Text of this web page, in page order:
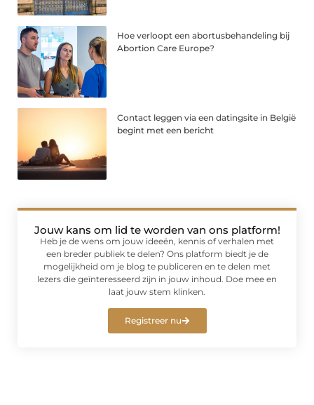
Hoe verloopt een abortusbehandeling bij
Abortion Care Europe?
Contact leggen via een datingsite in België
begint met een bericht
Jouw kans om lid te worden van ons platform!
Heb je de wens om jouw ideeën, kennis of verhalen met
een breder publiek te delen? Ons platform biedt je de
mogelijkheid om je blog te publiceren en te delen met
lezers die geïnteresseerd zijn in jouw inhoud. Doe mee en
laat jouw stem klinken.
Registreer nu